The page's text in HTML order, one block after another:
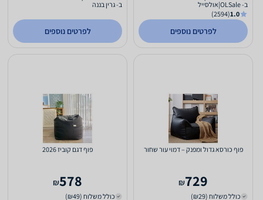
ב- OLSale|אולסייל
1.0
(2594)
לפרטים נוספים
ב- גרין בננה
לפרטים נוספים
פוף כורסא גדול ומפנק – דמוי עור שחור
729
₪
כולל משלוח (₪29)
פוף דגם קוביז 2026
578
₪
כולל משלוח (₪49)